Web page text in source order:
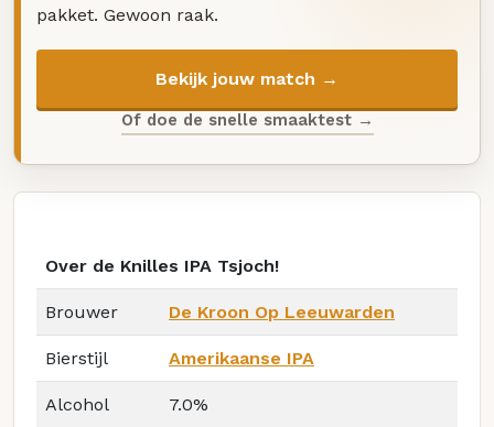
pakket. Gewoon raak.
Bekijk jouw match →
Of doe de snelle smaaktest →
Over de Knilles IPA Tsjoch!
Brouwer De Kroon Op Leeuwarden
Bierstijl Amerikaanse IPA
Alcohol 7.0%